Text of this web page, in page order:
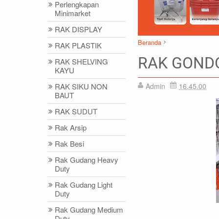
Beranda
Gunung Sitoli
Gunung
Karang Baru
Karang
Rak Minimarket
RAK
RAK
Admin 16.45.00
DIDIN - (021)87786434
0812-8855-1012(WA)
didin@rajarak.co.id
IDRIS -
0812-9678-
Perlengkapan
Minimarket
RAK DISPLAY
RAK PLASTIK
RAK SHELVING
KAYU
RAK SIKU NON
BAUT
RAK SUDUT
Rak Arsip
Rak Besi
Rak Gudang Heavy
Duty
Rak Gudang Light
Duty
Rak Gudang Medium